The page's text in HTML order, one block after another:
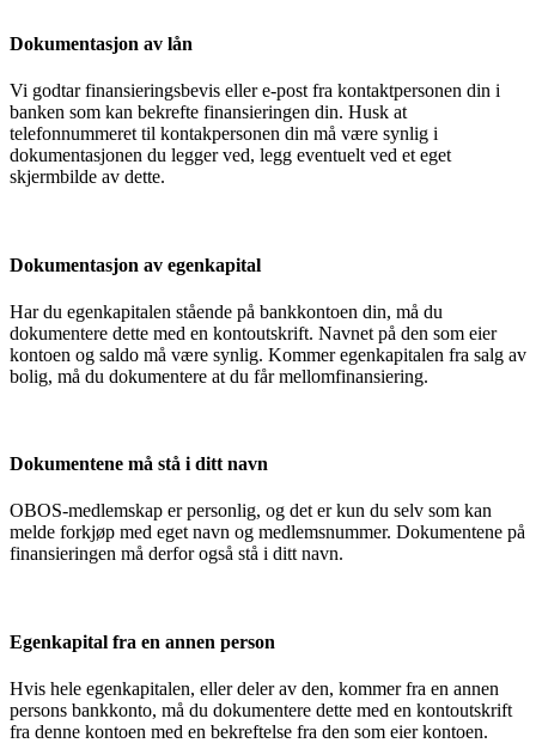
Dokumentasjon av lån
Vi godtar finansieringsbevis eller e-post fra kontaktpersonen din i
banken som kan bekrefte finansieringen din. Husk at
telefonnummeret til kontakpersonen din må være synlig i
dokumentasjonen du legger ved, legg eventuelt ved et eget
skjermbilde av dette.
Dokumentasjon av egenkapital
Har du egenkapitalen stående på bankkontoen din, må du
dokumentere dette med en kontoutskrift. Navnet på den som eier
kontoen og saldo må være synlig. Kommer egenkapitalen fra salg av
bolig, må du dokumentere at du får mellomfinansiering.
Dokumentene må stå i ditt navn
OBOS-medlemskap er personlig, og det er kun du selv som kan
melde forkjøp med eget navn og medlemsnummer. Dokumentene på
finansieringen må derfor også stå i ditt navn.
Egenkapital fra en annen person
Hvis hele egenkapitalen, eller deler av den, kommer fra en annen
persons bankkonto, må du dokumentere dette med en kontoutskrift
fra denne kontoen med en bekreftelse fra den som eier kontoen.